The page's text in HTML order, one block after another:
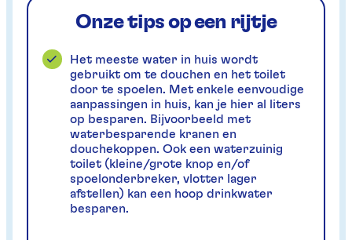
Onze tips op een rijtje
Het meeste water in huis wordt
gebruikt om te douchen en het toilet
door te spoelen. Met enkele eenvoudige
aanpassingen in huis, kan je hier al liters
op besparen. Bijvoorbeeld met
waterbesparende kranen en
douchekoppen. Ook een waterzuinig
toilet (kleine/grote knop en/of
spoelonderbreker, vlotter lager
afstellen) kan een hoop drinkwater
besparen.